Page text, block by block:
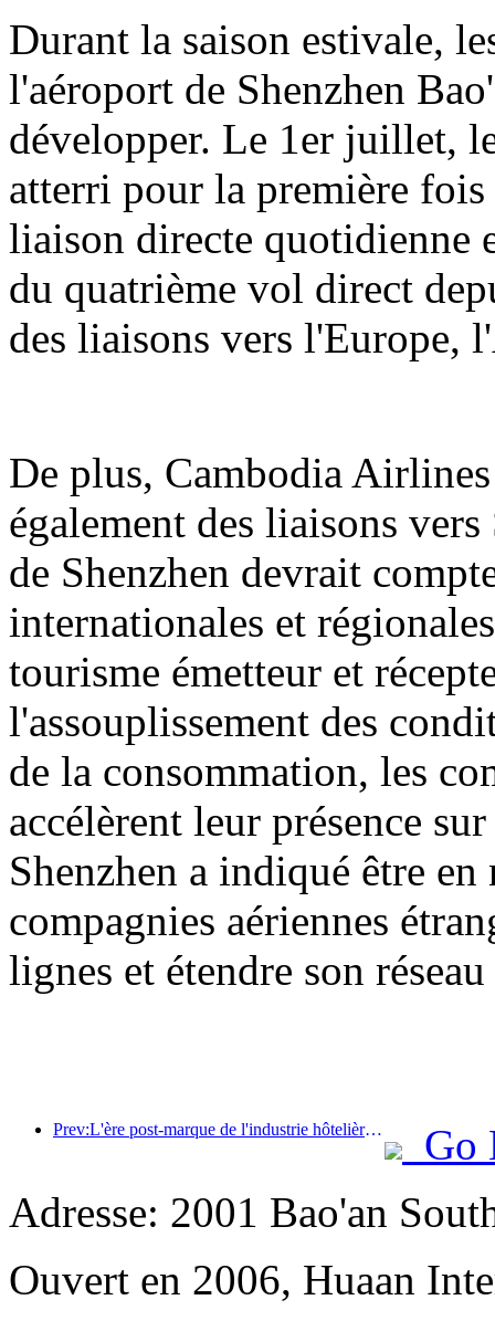
Durant la saison estivale,
l'aéroport de Shenzhen
développer. Le 1er juillet,
atterri pour la première
liaison directe quotidienne
du quatrième vol direct
des liaisons vers l'Europe,
De plus, Cambodia
également des liaisons
de Shenzhen devrait
internationales et
tourisme émetteur et
l'assouplissement des
de la consommation, les
accélèrent leur présence
Shenzhen a indiqué être
compagnies aériennes
lignes et étendre son
Prev:L'ère post-marque de l'industrie hôtelière : de l'expansion à l'efficacité
Go
Adresse: 2001 Bao'an
Ouvert en 2006, Huaan